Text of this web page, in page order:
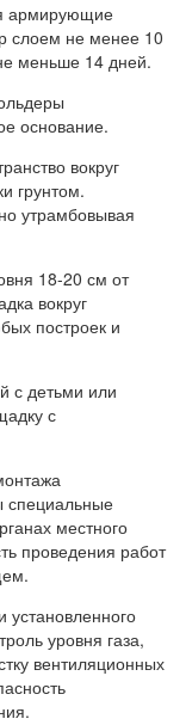
армирующие
слоем не менее 10
меньше 14 дней.
основание.
вокруг
грунтом.
утрамбовывая
18-20 см от
вокруг
построек и
с детьми или
с
специальные
местного
проведения работ
установленного
уровня газа,
вентиляционных